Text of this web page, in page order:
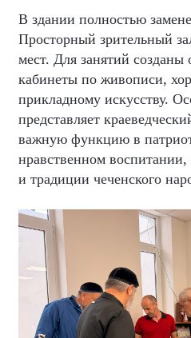
В здании полностью
Просторный зрительный
мест. Для занятий созданы
кабинеты по живописи,
прикладному искусству.
представляет
важную функцию в
нравственном
и традиции чеченского